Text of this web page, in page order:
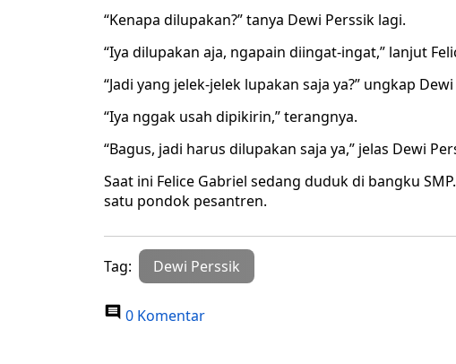
“Kenapa dilupakan?” tanya Dewi Perssik lagi.
“Iya dilupakan aja, ngapain diingat-ingat,” lanjut
“Jadi yang jelek-jelek lupakan saja ya?” ungkap
“Iya nggak usah dipikirin,” terangnya.
“Bagus, jadi harus dilupakan saja ya,” jelas Dewi
Saat ini Felice Gabriel sedang duduk di bangku
satu pondok pesantren.
Tag: Dewi Perssik
0 Komentar